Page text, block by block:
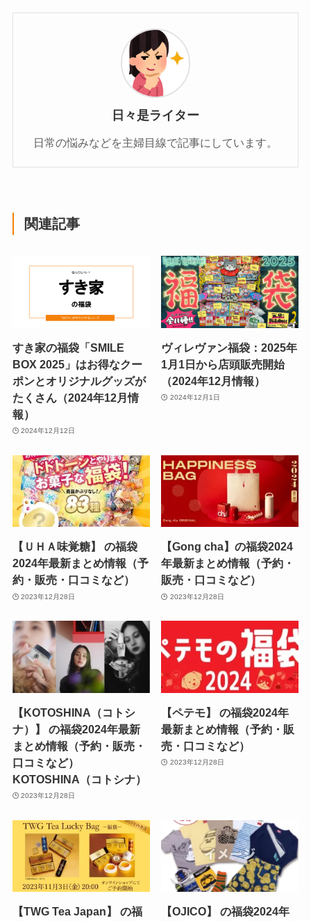
日々是ライター
日常の悩みなどを主婦目線で記事にしています。
関連記事
すき家の福袋「SMILE
BOX 2025」はお得なクー
ポンとオリジナルグッズが
たくさん（2024年12月情
報）
2024年12月12日
ヴィレヴァン福袋：2025年
1月1日から店頭販売開始
（2024年12月情報）
2024年12月1日
【ＵＨＡ味覚糖】 の福袋
2024年最新まとめ情報（予
約・販売・口コミなど）
2023年12月28日
【Gong cha】の福袋2024
年最新まとめ情報（予約・
販売・口コミなど）
2023年12月28日
【KOTOSHINA（コトシ
ナ）】 の福袋2024年最新
まとめ情報（予約・販売・
口コミなど）
KOTOSHINA（コトシナ）
2023年12月28日
【ペテモ】 の福袋2024年
最新まとめ情報（予約・販
売・口コミなど）
2023年12月28日
【TWG Tea Japan】 の福
【OJICO】 の福袋2024年